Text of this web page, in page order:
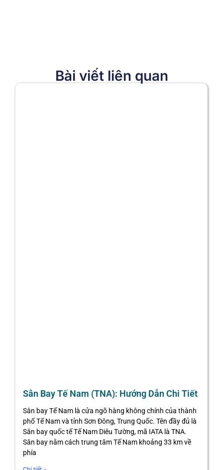
Bài viết liên quan
Sân Bay Tế Nam (TNA): Hướng Dẫn Chi Tiết
Sân bay Tế Nam là cửa ngõ hàng không chính của thành
phố Tế Nam và tỉnh Sơn Đông, Trung Quốc. Tên đầy đủ là
Sân bay quốc tế Tế Nam Diêu Tường, mã IATA là TNA.
Sân bay nằm cách trung tâm Tế Nam khoảng 33 km về
phía